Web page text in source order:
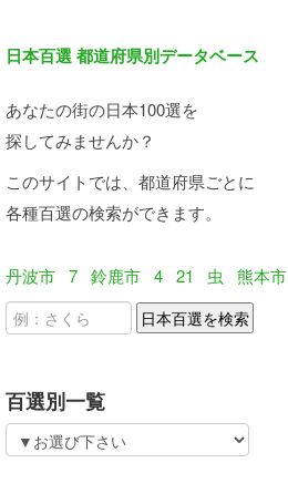
日本百選 都道府県別データベース
あなたの街の日本100選を
探してみませんか？
このサイトでは、都道府県ごとに
各種百選の検索ができます。
丹波市 7 鈴鹿市 4 21 虫 熊本市
百選別一覧